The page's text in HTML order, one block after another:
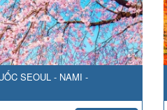
SEOUL - NAMI -